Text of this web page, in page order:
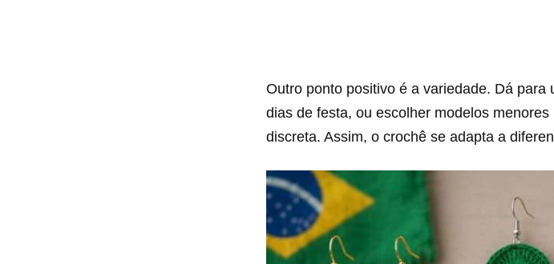
Outro ponto positivo é a variedade. Dá
dias de festa, ou escolher modelos
discreta. Assim, o crochê se adapta a